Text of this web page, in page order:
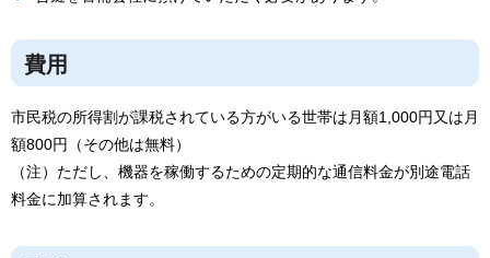
費用
市民税の所得割が課税されている方がいる世帯は月額1,000円又は月
額800円（その他は無料）
（注）ただし、機器を稼働するための定期的な通信料金が別途電話
料金に加算されます。